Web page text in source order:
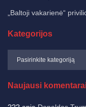
„Baltoji vakarienė“
Kategorijos
Naujausi